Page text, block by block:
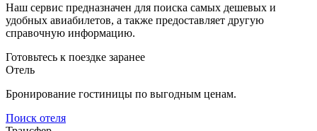
Наш сервис предназначен для поиска самых дешевых и
удобных авиабилетов, а также предоставляет другую
справочную информацию.
Готовьтесь к поездке заранее
Отель
Бронирование гостиницы по выгодным ценам.
Поиск отеля